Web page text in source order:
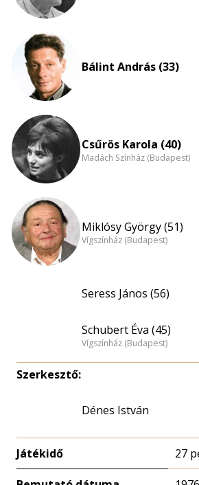
Bálint András (33)
Csűrös Karola (40)
Madách Színház (Budapest)
Miklósy György (51)
Vígszínház (Budapest)
Seress János (56)
Schubert Éva (45)
Vígszínház (Budapest)
Szerkesztő:
Dénes István
Játékidő 27